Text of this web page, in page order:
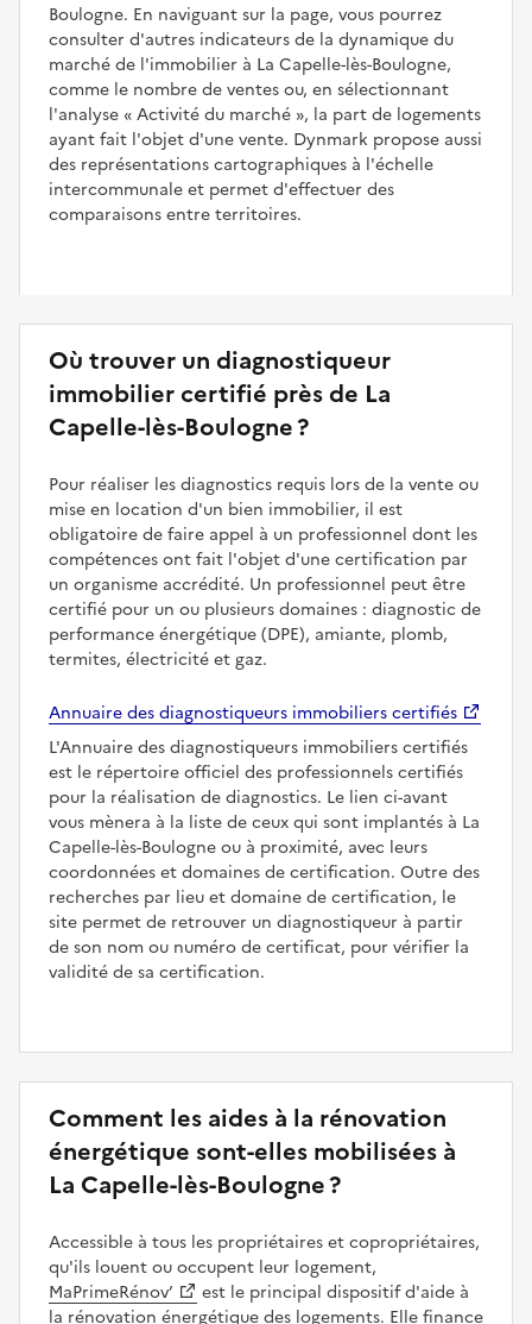
Boulogne. En naviguant sur la page, vous pourrez
consulter d'autres indicateurs de la dynamique du
marché de l'immobilier à La Capelle-lès-Boulogne,
comme le nombre de ventes ou, en sélectionnant
l'analyse
Activité du marché , la part de logements
ayant fait l'objet d'une vente. Dynmark propose aussi
des représentations cartographiques à l'échelle
intercommunale et permet d'effectuer des
comparaisons entre territoires.
Où trouver un diagnostiqueur
immobilier certifié près de La
Capelle-lès-Boulogne ?
Pour réaliser les diagnostics requis lors de la vente ou
mise en location d'un bien immobilier, il est
obligatoire de faire appel à un professionnel dont les
compétences ont fait l'objet d'une certification par
un organisme accrédité. Un professionnel peut être
certifié pour un ou plusieurs domaines : diagnostic de
performance énergétique (DPE), amiante, plomb,
termites, électricité et gaz.
Annuaire des diagnostiqueurs immobiliers certifiés
L'Annuaire des diagnostiqueurs immobiliers certifiés
est le répertoire officiel des professionnels certifiés
pour la réalisation de diagnostics. Le lien ci-avant
vous mènera à la liste de ceux qui sont implantés à La
Capelle-lès-Boulogne ou à proximité, avec leurs
coordonnées et domaines de certification. Outre des
recherches par lieu et domaine de certification, le
site permet de retrouver un diagnostiqueur à partir
de son nom ou numéro de certificat, pour vérifier la
validité de sa certification.
Comment les aides à la rénovation
énergétique sont-elles mobilisées à
La Capelle-lès-Boulogne ?
Accessible à tous les propriétaires et copropriétaires,
qu'ils louent ou occupent leur logement,
MaPrimeRénov’
est le principal dispositif d'aide à
la rénovation énergétique des logements. Elle finance